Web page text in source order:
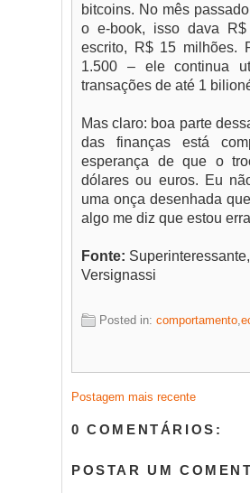
bitcoins. No mês
o e-book, isso dava
escrito, R$ 15 milhões.
1.500 – ele continua
transações de até 1
Mas claro: boa parte
das finanças está
esperança de que o
dólares ou euros. Eu
uma onça desenhada
algo me diz que estou
Fonte:
Versignassi
Posted in: comportamento,
Postagem mais recente
0 COMENTÁRIOS:
POSTAR UM